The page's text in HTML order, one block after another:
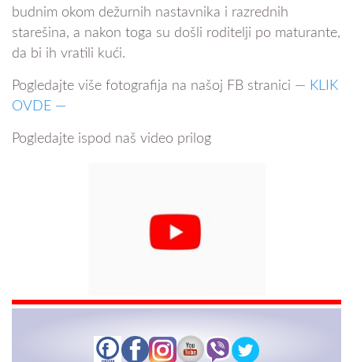
budnim okom dežurnih nastavnika i razrednih
starešina, a nakon toga su došli roditelji po maturante,
da bi ih vratili kući.
Pogledajte više fotografija na našoj FB stranici — KLIK
OVDE —
Pogledajte ispod naš video prilog